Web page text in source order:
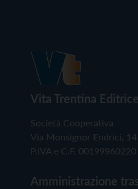
Vita Trentina Editrice
Società Cooperativa
Via Monsignor Endrici,
P.IVA e C.F. 00199960220
Amministrazione